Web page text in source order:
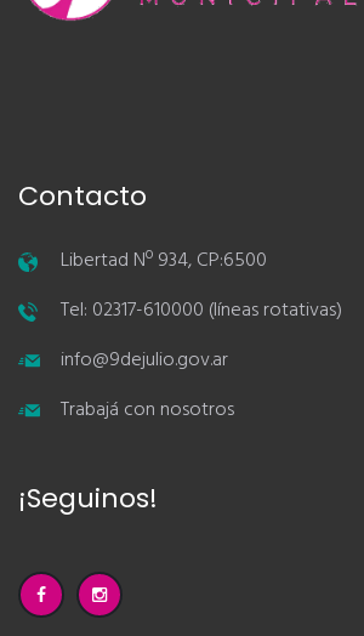
Contacto
Libertad Nº 934, CP:6500
Tel: 02317-610000 (líneas rotativas)
info@9dejulio.gov.ar
Trabajá con nosotros
¡Seguinos!